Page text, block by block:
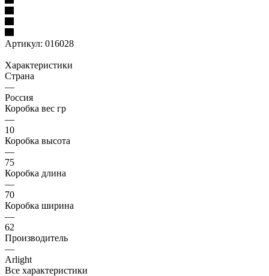
Артикул: 016028
Характеристики
Страна
—
Россия
Коробка вес гр
—
10
Коробка высота
—
75
Коробка длина
—
70
Коробка ширина
—
62
Производитель
—
Arlight
Все характеристики